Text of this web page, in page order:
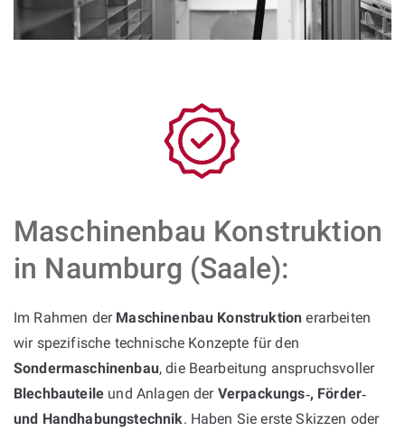
Maschinenbau Konstruktion
in Naumburg (Saale):
Im Rahmen der Maschinenbau Konstruktion erarbeiten
wir spezifische technische Konzepte für den
Sondermaschinenbau, die Bearbeitung anspruchsvoller
Blechbauteile und Anlagen der Verpackungs‑, Förder‑
und Handhabungstechnik. Haben Sie erste Skizzen oder